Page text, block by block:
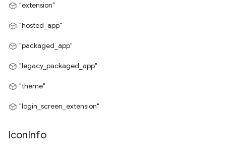
"extension"
"hosted_app"
"packaged_app"
"legacy_packaged_app"
"theme"
"login_screen_extension"
IconInfo